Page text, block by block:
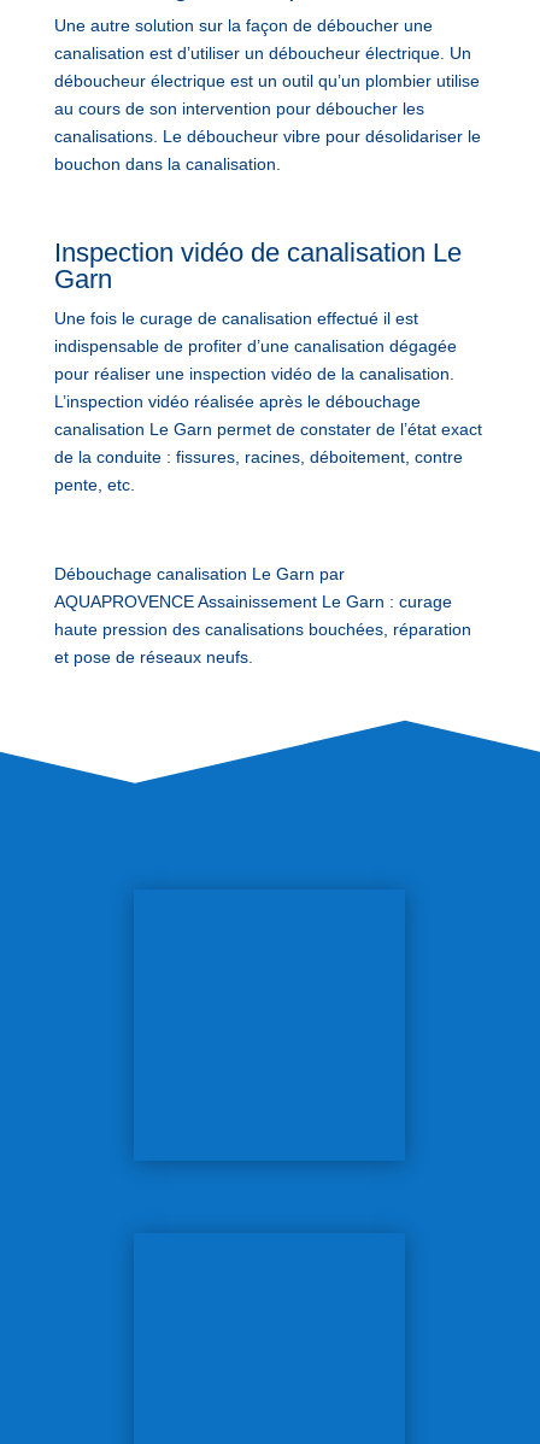
Une autre solution sur la façon de déboucher une
canalisation est d’utiliser un déboucheur électrique. Un
déboucheur électrique est un outil qu’un plombier utilise
au cours de son intervention pour déboucher les
canalisations. Le déboucheur vibre pour désolidariser le
bouchon dans la canalisation.
Inspection vidéo de canalisation Le
Garn
Une fois le curage de canalisation effectué il est
indispensable de profiter d’une canalisation dégagée
pour réaliser une inspection vidéo de la canalisation.
L’inspection vidéo réalisée après le débouchage
canalisation Le Garn permet de constater de l’état exact
de la conduite : fissures, racines, déboitement, contre
pente, etc.
Débouchage canalisation Le Garn par
AQUAPROVENCE Assainissement Le Garn : curage
haute pression des canalisations bouchées, réparation
et pose de réseaux neufs.